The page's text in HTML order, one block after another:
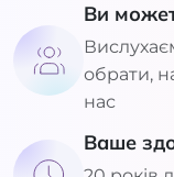
Ви
обрати,
нас
Ваше